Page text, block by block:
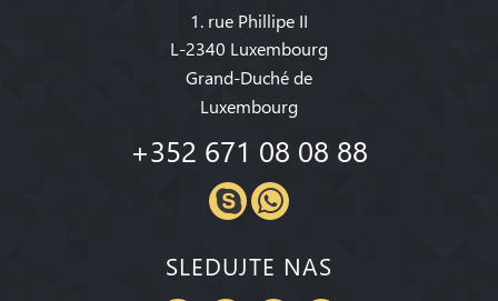
1. rue Phillipe II
L-2340 Luxembourg
Grand-Duché de
Luxembourg
+352 671 08 08 88
SLEDUJTE NAS